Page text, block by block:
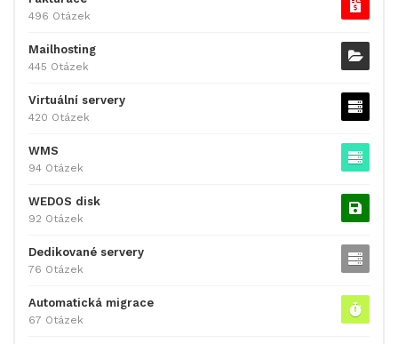
496 Otázek
Mailhosting
445 Otázek
Virtuální servery
420 Otázek
WMS
94 Otázek
WEDOS disk
92 Otázek
Dedikované servery
76 Otázek
Automatická migrace
67 Otázek